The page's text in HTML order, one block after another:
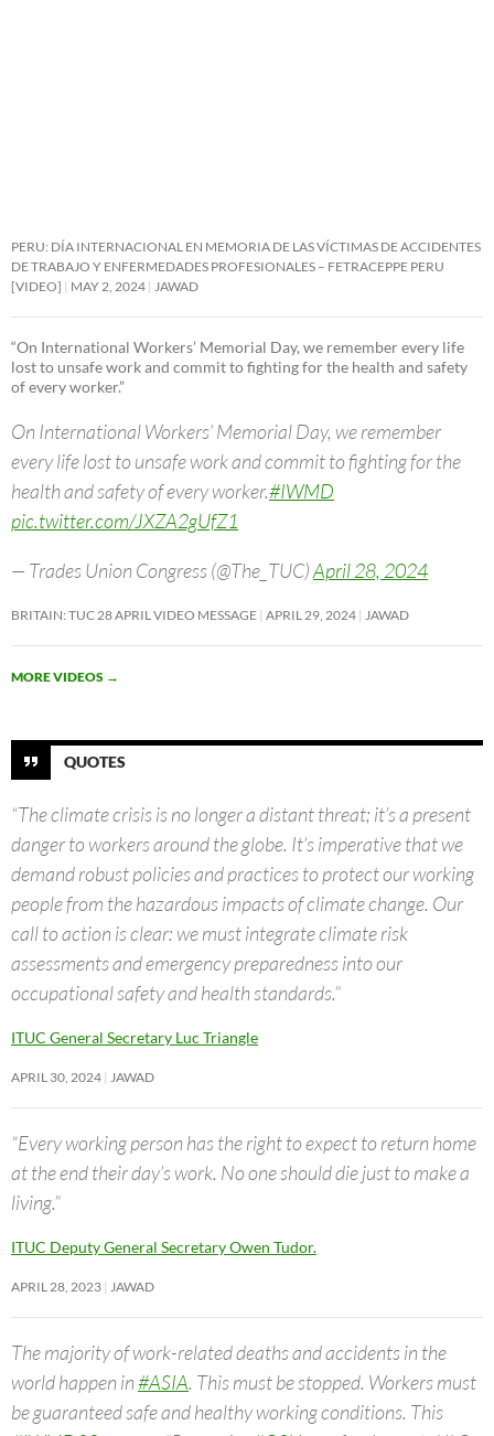
PERU: DÍA INTERNACIONAL EN MEMORIA DE LAS VÍCTIMAS DE ACCIDENTES
DE TRABAJO Y ENFERMEDADES PROFESIONALES – FETRACEPPE PERU
[VIDEO]
MAY 2, 2024 JAWAD
“On International Workers’ Memorial Day, we remember every life
lost to unsafe work and commit to fighting for the health and safety
of every worker.”
On International Workers’ Memorial Day, we remember
every life lost to unsafe work and commit to fighting for the
health and safety of every worker.#IWMD
pic.twitter.com/JXZA2gUfZ1
— Trades Union Congress (@The_TUC)April 28, 2024
BRITAIN: TUC 28 APRIL VIDEO MESSAGE APRIL 29, 2024 JAWAD
MORE VIDEOS →
QUOTES
“The climate crisis is no longer a distant threat; it’s a present
danger to workers around the globe. It’s imperative that we
demand robust policies and practices to protect our working
people from the hazardous impacts of climate change. Our
call to action is clear: we must integrate climate risk
assessments and emergency preparedness into our
occupational safety and health standards.”
ITUC General Secretary Luc Triangle
APRIL 30, 2024 JAWAD
“Every working person has the right to expect to return home
at the end their day’s work. No one should die just to make a
living.”
ITUC Deputy General Secretary Owen Tudor.
APRIL 28, 2023 JAWAD
The majority of work-related deaths and accidents in the
world happen in#ASIA. This must be stopped. Workers must
be guaranteed safe and healthy working conditions. This